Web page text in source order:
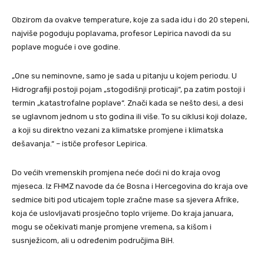
Obzirom da ovakve temperature, koje za sada idu i do 20 stepeni,
najviše pogoduju poplavama, profesor Lepirica navodi da su
poplave moguće i ove godine.
„One su neminovne, samo je sada u pitanju u kojem periodu. U
Hidrografiji postoji pojam „stogodišnji proticaji“, pa zatim postoji i
termin „katastrofalne poplave“. Znači kada se nešto desi, a desi
se uglavnom jednom u sto godina ili više. To su ciklusi koji dolaze,
a koji su direktno vezani za klimatske promjene i klimatska
dešavanja.“ – ističe profesor Lepirica.
Do većih vremenskih promjena neće doći ni do kraja ovog
mjeseca. Iz FHMZ navode da će Bosna i Hercegovina do kraja ove
sedmice biti pod uticajem tople zračne mase sa sjevera Afrike,
koja će uslovljavati prosječno toplo vrijeme. Do kraja januara,
mogu se očekivati manje promjene vremena, sa kišom i
susnježicom, ali u određenim područjima BiH.